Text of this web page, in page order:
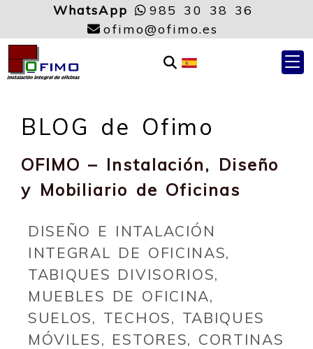
WhatsApp
985 30 38 36
ofimo
ofimo.es
BLOG de Ofimo
OFIMO – Instalación, Diseño
y Mobiliario de Oficinas
DISEÑO E INTALACIÓN
INTEGRAL DE OFICINAS,
TABIQUES DIVISORIOS,
MUEBLES DE OFICINA,
SUELOS, TECHOS, TABIQUES
MÓVILES, ESTORES, CORTINAS